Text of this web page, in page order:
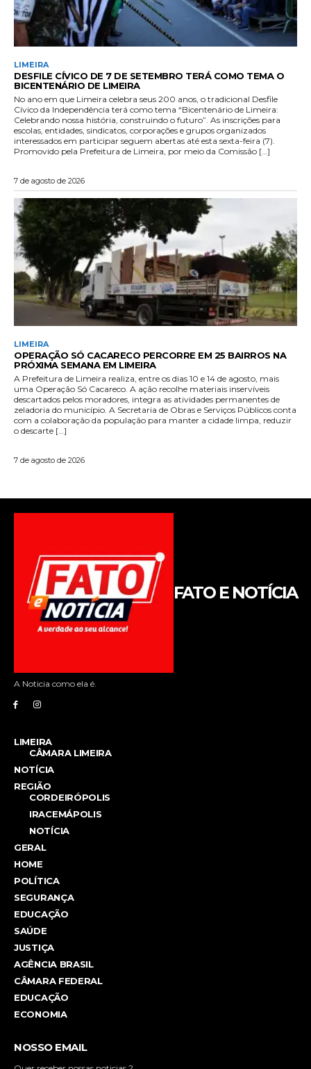
FATO E NOTÍCIA
A Noticia como ela é.
LIMEIRA
CÂMARA LIMEIRA
NOTÍCIA
REGIÃO
CORDEIRÓPOLIS
IRACEMÁPOLIS
NOTÍCIA
GERAL
HOME
POLÍTICA
SEGURANÇA
EDUCAÇÃO
SAÚDE
JUSTIÇA
AGÊNCIA BRASIL
CÂMARA FEDERAL
EDUCAÇÃO
ECONOMIA
NOSSO EMAIL